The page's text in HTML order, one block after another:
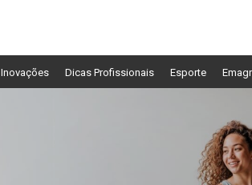
Inovações Dicas Profissionais Esporte